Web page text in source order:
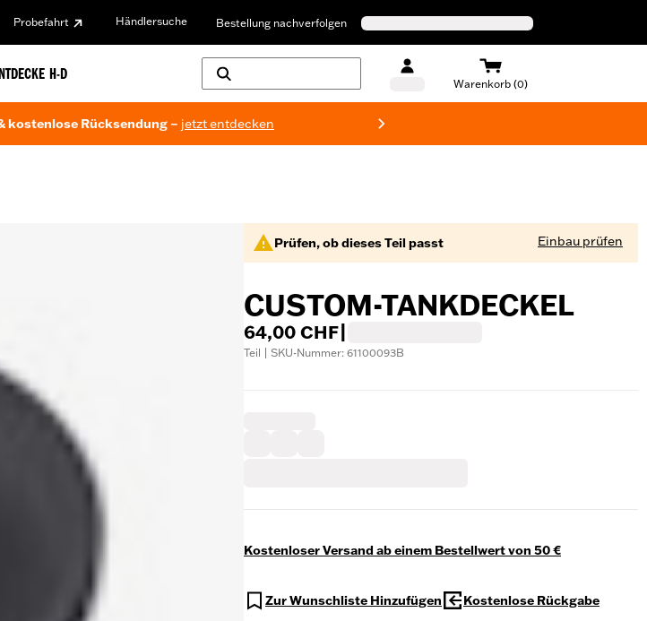
Probefahrt Händlersuche Bestellung nachverfolgen
H-D
Warenkorb (0)
kostenlose Rücksendung – jetzt entdecken
Prüfen, ob dieses Teil passt Einbau prüfen
CUSTOM-TANKDECKEL
64,00 CHF
Teil | SKU-Nummer: 61100093B
Kostenloser Versand ab einem Bestellwert von 50 €
Zur Wunschliste Hinzufügen Kostenlose Rückgabe